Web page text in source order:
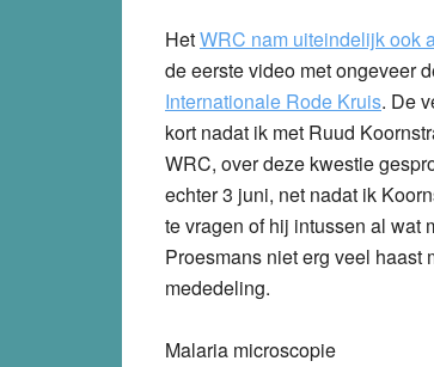
HetWRC nam uiteindelijk ook
de eerste video met ongeveer
Internationale Rode Kruis. De
kort nadat ik met Ruud
WRC, over deze kwestie
echter 3 juni, net nadat ik
te vragen of hij intussen al wat
Proesmans niet erg veel haast
mededeling.
Malaria microscopie